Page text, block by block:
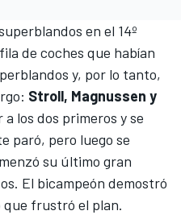
en el 14º
de coches que habían
y, por lo tanto,
Stroll, Magnussen y
los dos primeros y se
paró, pero luego se
su último gran
El bicampeón demostró
que frustró el plan.